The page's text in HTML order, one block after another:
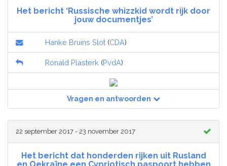
Het bericht ‘Russische whizzkid wordt rijk door
jouw documentjes’
Hanke Bruins Slot (CDA)
Ronald Plasterk (PvdA)
Vragen en antwoorden
22 september 2017 - 23 november 2017
Het bericht dat honderden rijken uit Rusland